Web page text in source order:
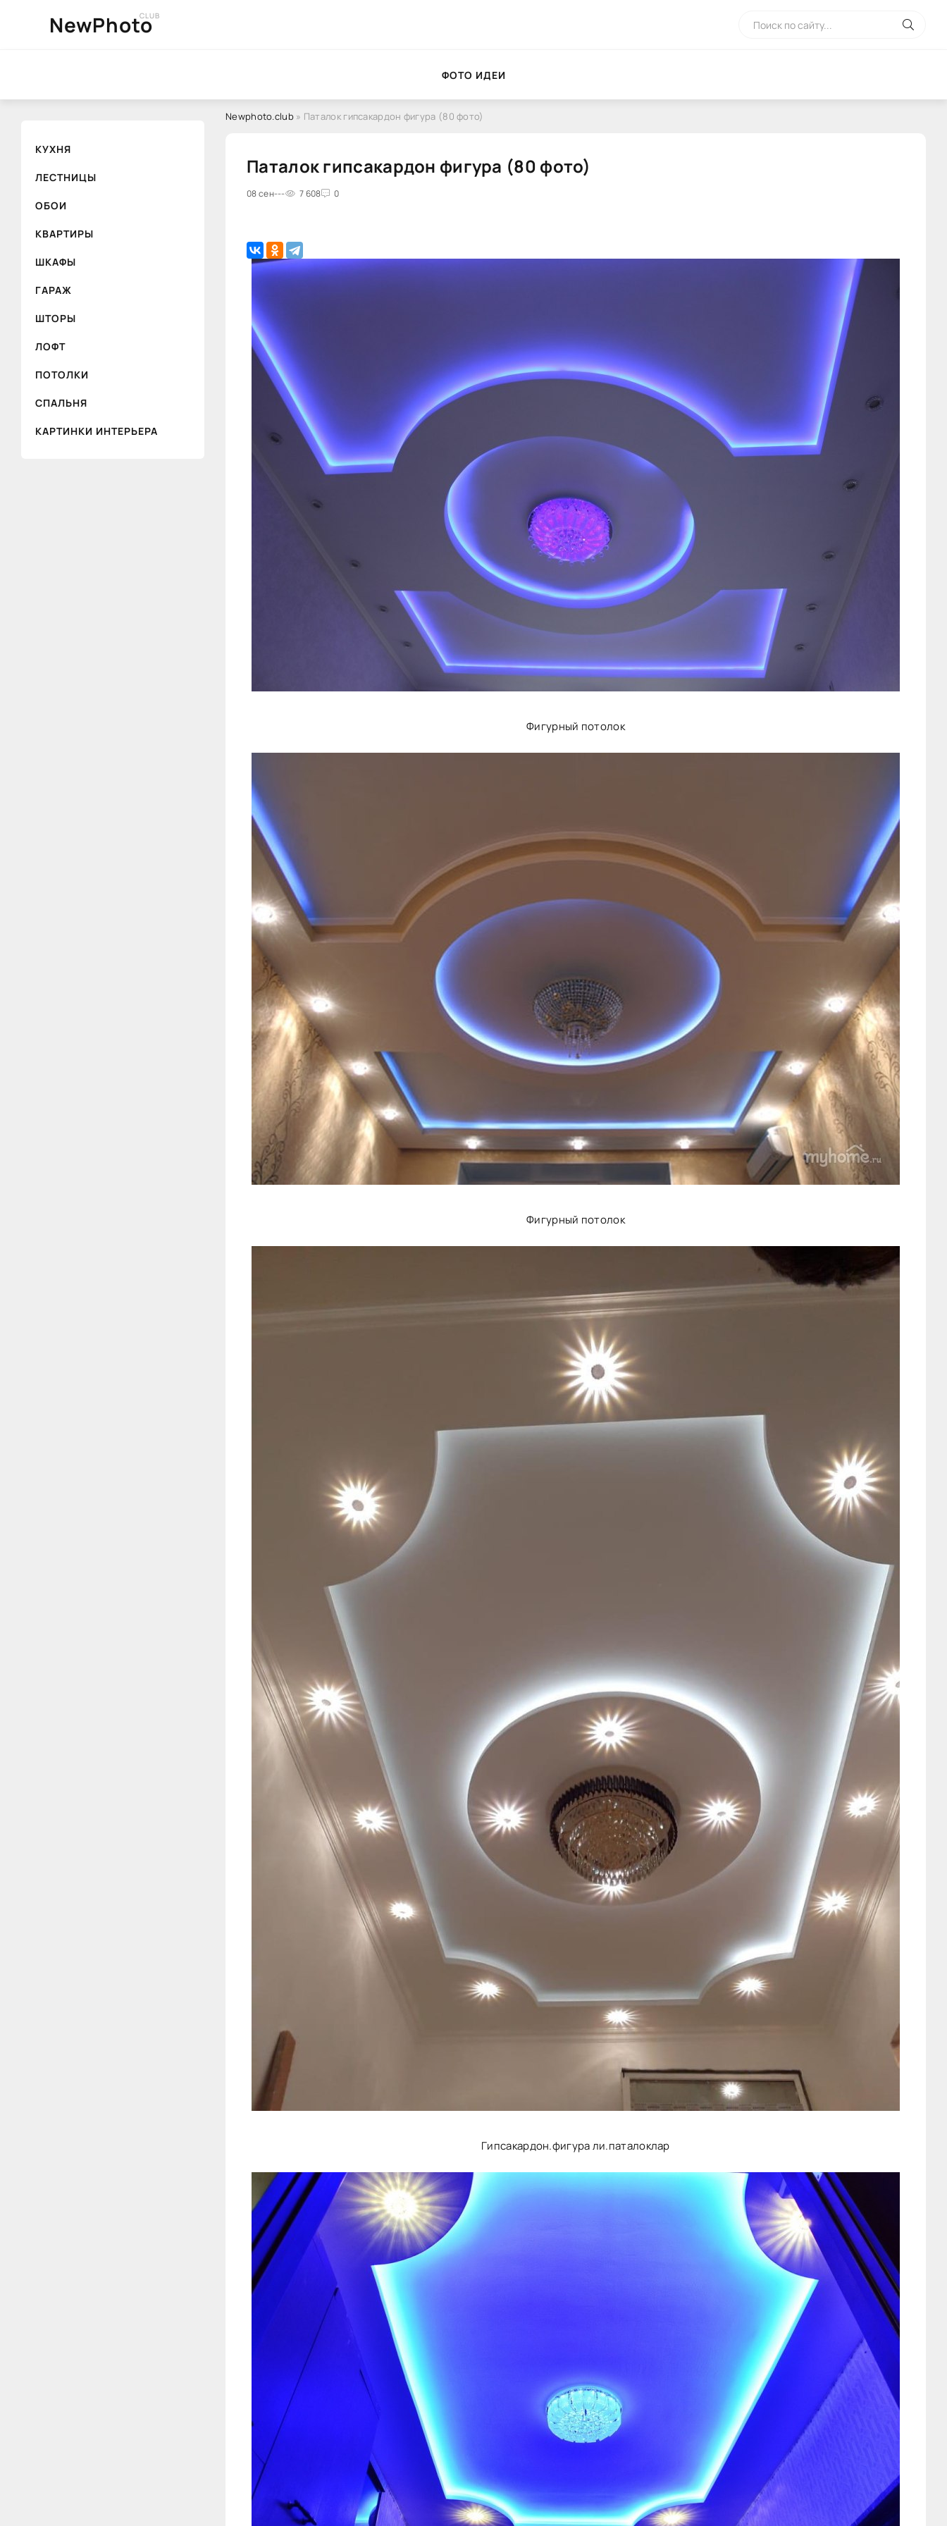
NewPhoto
CLUB
ФОТО ИДЕИ
КУХНЯ
ЛЕСТНИЦЫ
ОБОИ
КВАРТИРЫ
ШКАФЫ
ГАРАЖ
ШТОРЫ
ЛОФТ
ПОТОЛКИ
СПАЛЬНЯ
КАРТИНКИ ИНТЕРЬЕРА
Newphoto.club» Паталок гипсакардон фигура (80 фото)
Паталок гипсакардон фигура (80 фото)
08 сен--- 7 608 0
Фигурный потолок
Фигурный потолок
Гипсакардон.фигура ли.паталоклар